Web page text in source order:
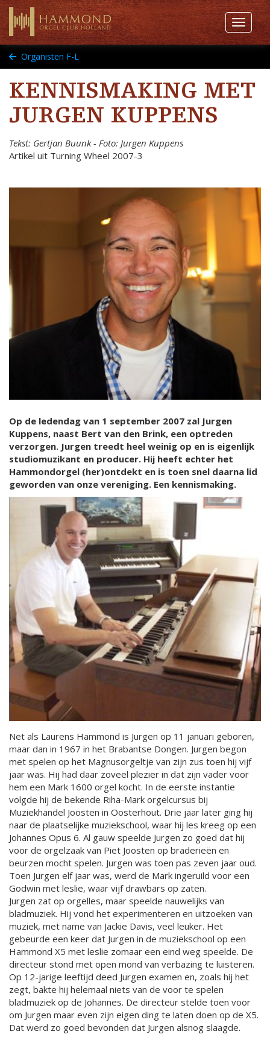
Toggle
Organisten F-L
KENNISMAKING MET
JURGEN KUPPENS
Tekst: Gertjan Buunk - Foto: Jurgen Kuppens
Artikel uit Turning Wheel 2007-3
Op de ledendag van 1 september 2007 zal Jurgen
Kuppens, naast Bert van den Brink, een optreden
verzorgen. Jurgen treedt heel weinig op en is eigenlijk
studiomuzikant en producer. Hij heeft echter het
Hammondorgel (her)ontdekt en is toen snel daarna lid
geworden van onze vereniging. Een kennismaking.
Net als Laurens Hammond is Jurgen op 11 januari geboren,
maar dan in 1967 in het Brabantse Dongen. Jurgen begon
met spelen op het Magnusorgeltje van zijn zus toen hij vijf
jaar was. Hij had daar zoveel plezier in dat zijn vader voor
hem een Mark 1600 orgel kocht. In de eerste instantie
volgde hij de bekende Riha-Mark orgelcursus bij
Muziekhandel Joosten in Oosterhout. Drie jaar later ging hij
naar de plaatselijke muziekschool, waar hij les kreeg op een
Johannes Opus 6. Al gauw speelde Jurgen zo goed dat hij
voor de orgelzaak van Piet Joosten op braderieën en
beurzen mocht spelen. Jurgen was toen pas zeven jaar oud.
Toen Jurgen elf jaar was, werd de Mark ingeruild voor een
Godwin met leslie, waar vijf drawbars op zaten.
Jurgen zat op orgelles, maar speelde nauwelijks van
bladmuziek. Hij vond het experimenteren en uitzoeken van
muziek, met name van Jackie Davis, veel leuker. Het
gebeurde een keer dat Jurgen in de muziekschool op een
Hammond X5 met leslie zomaar een eind weg speelde. De
directeur stond met open mond van verbazing te luisteren.
Op 12-jarige leeftijd deed Jurgen examen en, zoals hij het
zegt, bakte hij helemaal niets van de voor te spelen
bladmuziek op de Johannes. De directeur stelde toen voor
om Jurgen maar even zijn eigen ding te laten doen op de X5.
Dat werd zo goed bevonden dat Jurgen alsnog slaagde.